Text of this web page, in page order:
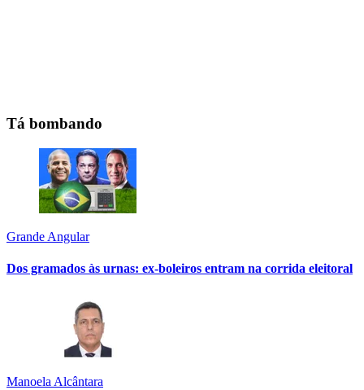
Tá bombando
Grande Angular
Dos gramados às urnas: ex-boleiros entram na corrida eleitoral
Manoela Alcântara